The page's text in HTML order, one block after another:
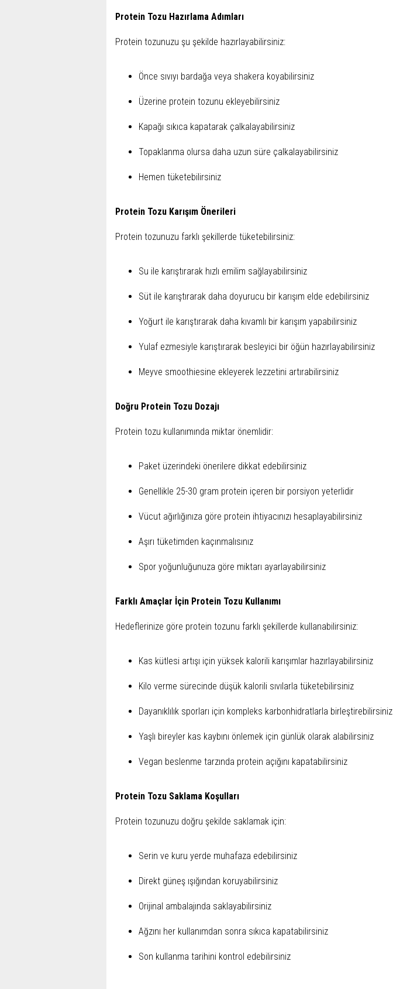
Protein Tozu Hazırlama Adımları
Protein tozunuzu şu şekilde hazırlayabilirsiniz:
Önce sıvıyı bardağa veya shakera koyabilirsiniz
Üzerine protein tozunu ekleyebilirsiniz
Kapağı sıkıca kapatarak çalkalayabilirsiniz
Topaklanma olursa daha uzun süre çalkalayabilirsiniz
Hemen tüketebilirsiniz
Protein Tozu Karışım Önerileri
Protein tozunuzu farklı şekillerde tüketebilirsiniz:
Su ile karıştırarak hızlı emilim sağlayabilirsiniz
Süt ile karıştırarak daha doyurucu bir karışım elde edebilirsiniz
Yoğurt ile karıştırarak daha kıvamlı bir karışım yapabilirsiniz
Yulaf ezmesiyle karıştırarak besleyici bir öğün hazırlayabilirsiniz
Meyve smoothiesine ekleyerek lezzetini artırabilirsiniz
Doğru Protein Tozu Dozajı
Protein tozu kullanımında miktar önemlidir:
Paket üzerindeki önerilere dikkat edebilirsiniz
Genellikle 25-30 gram protein içeren bir porsiyon yeterlidir
Vücut ağırlığınıza göre protein ihtiyacınızı hesaplayabilirsiniz
Aşırı tüketimden kaçınmalısınız
Spor yoğunluğunuza göre miktarı ayarlayabilirsiniz
Farklı Amaçlar İçin Protein Tozu Kullanımı
Hedeflerinize göre protein tozunu farklı şekillerde kullanabilirsiniz:
Kas kütlesi artışı için yüksek kalorili karışımlar hazırlayabilirsiniz
Kilo verme sürecinde düşük kalorili sıvılarla tüketebilirsiniz
Dayanıklılık sporları için kompleks karbonhidratlarla birleştirebilirsiniz
Yaşlı bireyler kas kaybını önlemek için günlük olarak alabilirsiniz
Vegan beslenme tarzında protein açığını kapatabilirsiniz
Protein Tozu Saklama Koşulları
Protein tozunuzu doğru şekilde saklamak için:
Serin ve kuru yerde muhafaza edebilirsiniz
Direkt güneş ışığından koruyabilirsiniz
Orijinal ambalajında saklayabilirsiniz
Ağzını her kullanımdan sonra sıkıca kapatabilirsiniz
Son kullanma tarihini kontrol edebilirsiniz